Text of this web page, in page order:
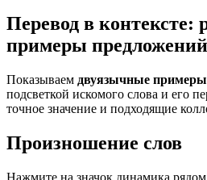
Перевод в контексте:
примеры предложений
Показываем двуязычные
подсветкой искомого слова и его
точное значение и подходящие
Произношение слов
Нажмите на значок динамика